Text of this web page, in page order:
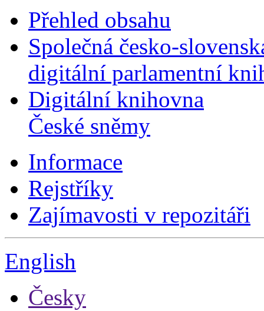
Přehled obsahu
Společná česko-
digitální parlamentní
Digitální knihovna
České sněmy
Informace
Rejstříky
Zajímavosti v repozitáři
English
Česky